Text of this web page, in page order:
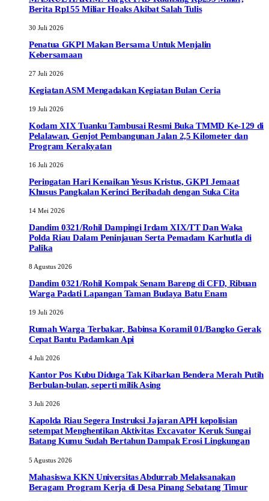
Berita Rp155 Miliar Hoaks Akibat Salah Tulis
30 Juli 2026
Penatua GKPI Makan Bersama Untuk Menjalin
Kebersamaan
27 Juli 2026
Kegiatan ASM Mengadakan Kegiatan Bulan Ceria
19 Juli 2026
Kodam XIX Tuanku Tambusai Resmi Buka TMMD Ke-129 di
Pelalawan, Genjot Pembangunan Jalan 2,5 Kilometer dan
Program Kerakyatan
16 Juli 2026
Peringatan Hari Kenaikan Yesus Kristus, GKPI Jemaat
Khusus Pangkalan Kerinci Beribadah dengan Suka Cita
14 Mei 2026
Dandim 0321/Rohil Dampingi Irdam XIX/TT Dan Waka
Polda Riau Dalam Peninjauan Serta Pemadam Karhutla di
Palika
8 Agustus 2026
Dandim 0321/Rohil Kompak Senam Bareng di CFD, Ribuan
Warga Padati Lapangan Taman Budaya Batu Enam
19 Juli 2026
Rumah Warga Terbakar, Babinsa Koramil 01/Bangko Gerak
Cepat Bantu Padamkan Api
4 Juli 2026
Kantor Pos Kubu Diduga Tak Kibarkan Bendera Merah Putih
Berbulan-bulan, seperti milik Asing
3 Juli 2026
Kapolda Riau Segera Instruksi Jajaran APH kepolisian
setempat Menghentikan Aktivitas Excavator Keruk Sungai
Batang Kumu Sudah Bertahun Dampak Erosi Lingkungan
5 Agustus 2026
Mahasiswa KKN Universitas Abdurrab Melaksanakan
Beragam Program Kerja di Desa Pinang Sebatang Timur